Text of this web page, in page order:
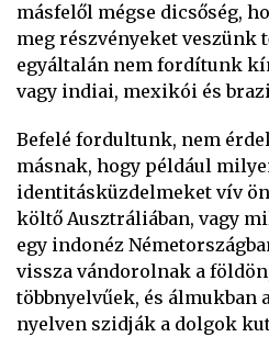
másfelől mégse dicsőség,
meg részvényeket veszünk
egyáltalán nem fordítunk
vagy indiai, mexikói és
Befelé fordultunk, nem
másnak, hogy például
identitásküzdelmeket vív
költő Ausztráliában, vagy
egy indonéz
vissza vándorolnak a
többnyelvűek, és álmukban
nyelven szidják a dolgok